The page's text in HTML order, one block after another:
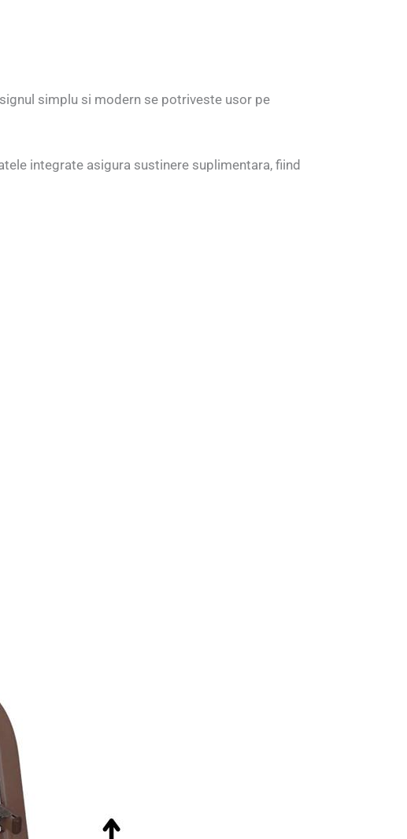
simplu si modern se potriveste usor pe
integrate asigura sustinere suplimentara, fiind